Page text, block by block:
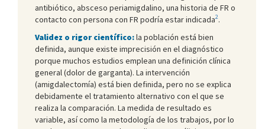
antibiótico, absceso periamigdalino, una historia de FR o
contacto con persona con FR podría estar indicada2.
Validez o rigor científico:la población está bien
definida, aunque existe imprecisión en el diagnóstico
porque muchos estudios emplean una definición clínica
general (dolor de garganta). La intervención
(amigdalectomía) está bien definida, pero no se explica
debidamente el tratamiento alternativo con el que se
realiza la comparación. La medida de resultado es
variable, así como la metodología de los trabajos, por lo